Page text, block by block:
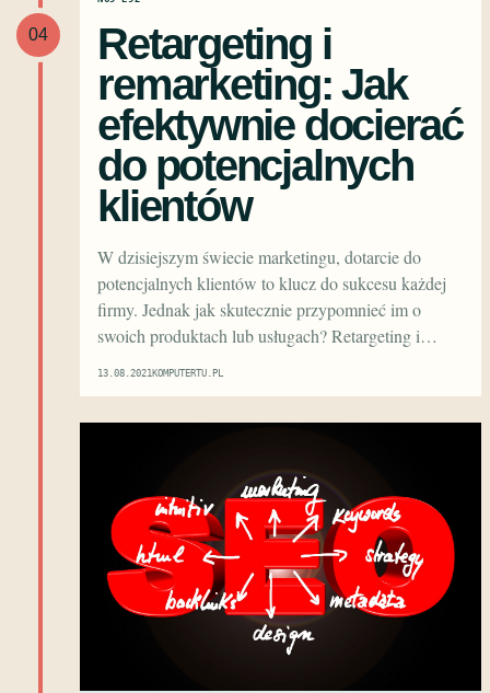
04
Retargeting i
remarketing: Jak
efektywnie docierać
do potencjalnych
klientów
W dzisiejszym świecie marketingu, dotarcie do
potencjalnych klientów to klucz do sukcesu każdej
firmy. Jednak jak skutecznie przypomnieć im o
swoich produktach lub usługach? Retargeting i…
13.08.2021KOMPUTERTU.PL